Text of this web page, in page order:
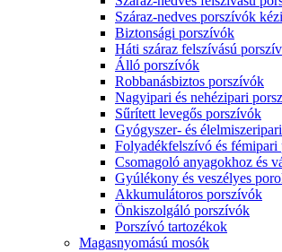
Száraz-nedves porszívók
Biztonsági porszívók
Háti száraz felszívású
Álló porszívók
Robbanásbiztos porszívók
Nagyipari és nehézipari
Sűrített levegős porszívók
Gyógyszer- és
Folyadékfelszívó és fémipari
Csomagoló anyagokhoz és
Gyúlékony és veszélyes
Akkumulátoros porszívók
Önkiszolgáló porszívók
Porszívó tartozékok
Magasnyomású mosók